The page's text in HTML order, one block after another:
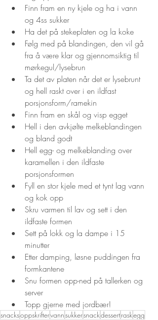
Finn fram en ny kjele og ha i vann
og 4ss sukker
Ha det på stekeplaten og la koke
Følg med på blandingen, den vil gå
fra å være klar og gjennomsiktig til
mørkegul/lysebrun
Ta det av platen når det er lysebrunt
og hell raskt over i en ildfast
porsjonsform/ramekin
Finn fram en skål og visp egget
Hell i den avkjølte melkeblandingen
og bland godt
Hell egg- og melkeblanding over
karamellen i den ildfaste
porsjonsformen
Fyll en stor kjele med et tynt lag vann
og kok opp
Skru varmen til lav og sett i den
ildfaste formen
Sett på lokk og la dampe i 15
minutter
Etter damping, løsne puddingen fra
formkantene
Snu formen opp-ned på tallerken og
server
Topp gjerne med jordbær!
snacksoppskriftervannsukkersnackdessertraskegg